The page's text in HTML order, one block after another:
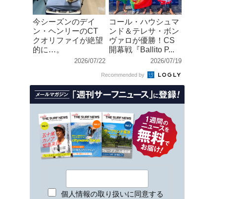
今シーズンのデイ
ン・ヘンリーのCT
クオリファイが絶望
的に…。
2026/07/22
コール・ハウシュマ
ンド＆テレサ・ボン
ヴァロが優勝！CS
開幕戦『Ballito P...
2026/07/19
Recommended by
個人情報の取り扱いに同意する